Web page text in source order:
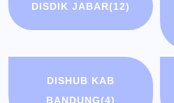
DISDIK JABAR(12)
DISHUB KAB
BANDUNG(4)